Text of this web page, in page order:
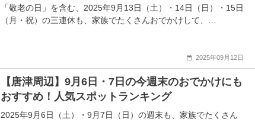
「敬老の日」を含む、2025年9月13日（土）・14日（日）・15日
（月・祝）の三連休も、家族でたくさんおでかけして、…
2025年09月12日
【唐津周辺】9月6日・7日の今週末のおでかけにも
おすすめ！人気スポットランキング
2025年9月6日（土）・9月7日（日）の週末も、家族でたくさん